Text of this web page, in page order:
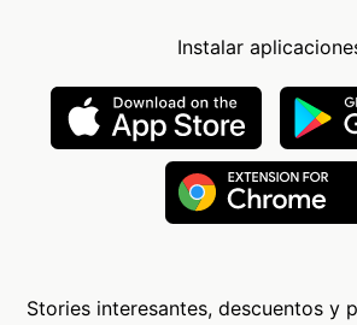
Instalar
Stories interesantes, descuentos y